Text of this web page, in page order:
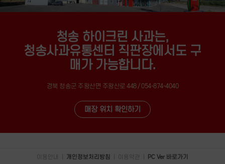
청송 하이크린 사과는,
청송사과유통센터 직판장에서도 구
매가 가능합니다.
경북 청송군 주왕산면 주왕산로 448 / 054-874-4040
매장 위치 확인하기
이용안내 개인정보처리방침 이용약관 PC Ver 바로가기